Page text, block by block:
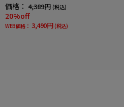
価格： 4,389円 (税込)
20%off
WEB価格： 3,490円 (税込)